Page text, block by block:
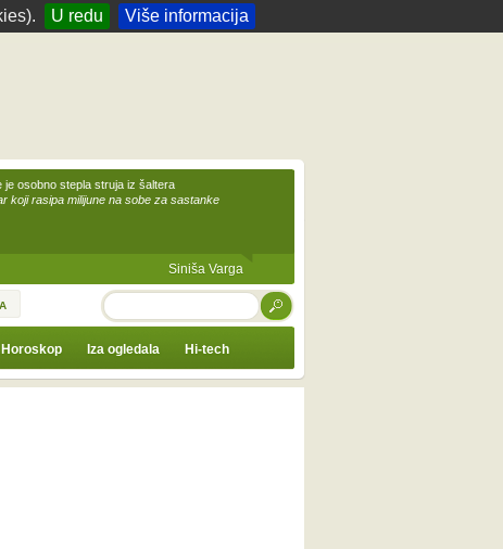
U redu Više informacija
je osobno stepla struja iz šaltera
koji rasipa milijune na sobe za sastanke
Siniša Varga
TRAŽI
Horoskop Iza ogledala Hi-tech